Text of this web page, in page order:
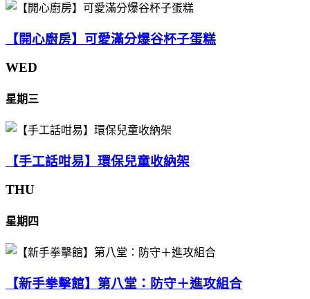
【開心廚房】可愛滿分爆谷杯子蛋糕
WED
星期三
【手工話咁易】環保兒童收納架
THU
星期四
【新手拳擊館】第八堂：防守＋進攻組合